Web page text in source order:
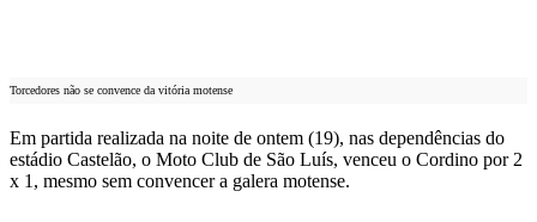
Torcedores não se convence da vitória motense
Em partida realizada na noite de ontem (19), nas dependências do
estádio Castelão, o Moto Club de São Luís, venceu o Cordino por 2
x 1, mesmo sem convencer a galera motense.